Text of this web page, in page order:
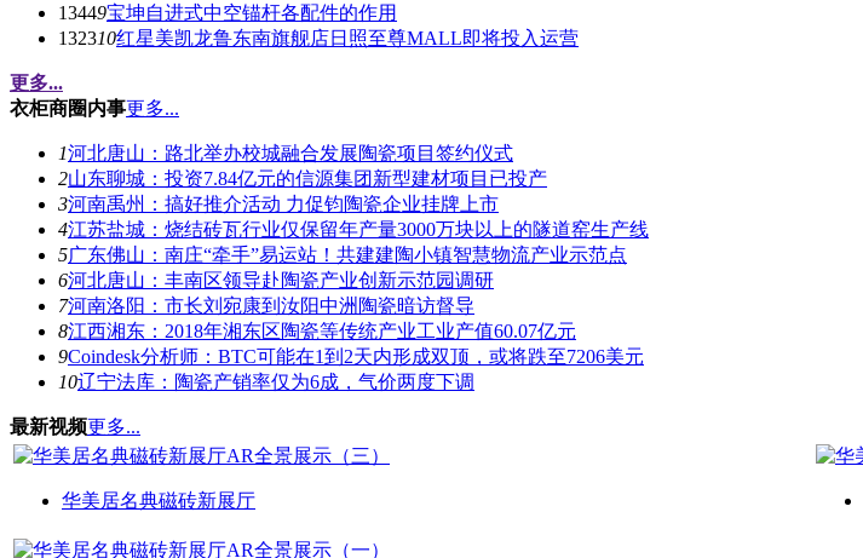
13449宝坤自进式中空锚杆各配件的作用
132310红星美凯龙鲁东南旗舰店日照至尊MALL即将投入运营
更多...
衣柜商圈内事更多...
1河北唐山：路北举办校城融合发展陶瓷项目签约仪式
2山东聊城：投资7.84亿元的信源集团新型建材项目已投产
3河南禹州：搞好推介活动 力促钧陶瓷企业挂牌上市
4江苏盐城：烧结砖瓦行业仅保留年产量3000万块以上的隧道窑生产线
5广东佛山：南庄“牵手”易运站！共建建陶小镇智慧物流产业示范点
6河北唐山：丰南区领导赴陶瓷产业创新示范园调研
7河南洛阳：市长刘宛康到汝阳中洲陶瓷暗访督导
8江西湘东：2018年湘东区陶瓷等传统产业工业产值60.07亿元
9Coindesk分析师：BTC可能在1到2天内形成双顶，或将跌至7206美元
10辽宁法库：陶瓷产销率仅为6成，气价两度下调
最新视频更多...
华美居名典磁砖新展厅